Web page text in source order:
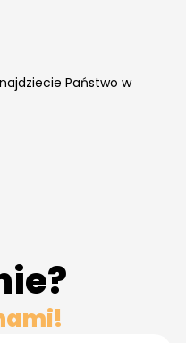
Państwo w